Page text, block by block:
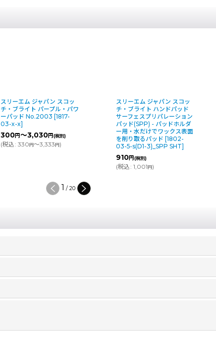
スリーエム ジャパン スコッ
チ・ブライト パープル・パワ
ーパッド No.2003 [1817-
03-x-x]
300円～3,030円(税別)
(税込: 330円～3,333円)
スリーエム ジャパン スコッ
チ・ブライト ハンドパッド
サーフェスプリパレーション
パッド(SPP) - パッドホルダ
ー用・水だけでワックス表面
を削り取るパッド [1802-
03-5-s(D1-3)_SPP SHT]
910円(税別)
(税込: 1,001円)
1 / 20